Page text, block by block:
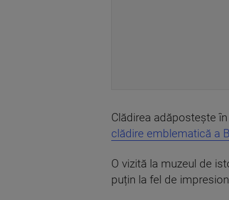
Clădirea adăpostește
clădire emblematică a
O vizită la muzeul de
puțin la fel de